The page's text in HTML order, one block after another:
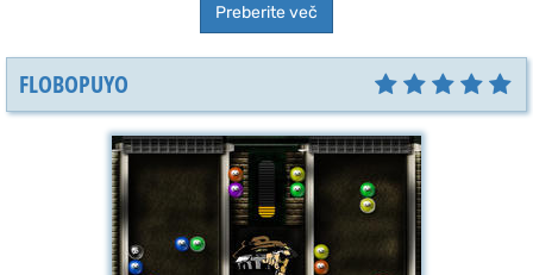
Preberite več
FLOBOPUYO